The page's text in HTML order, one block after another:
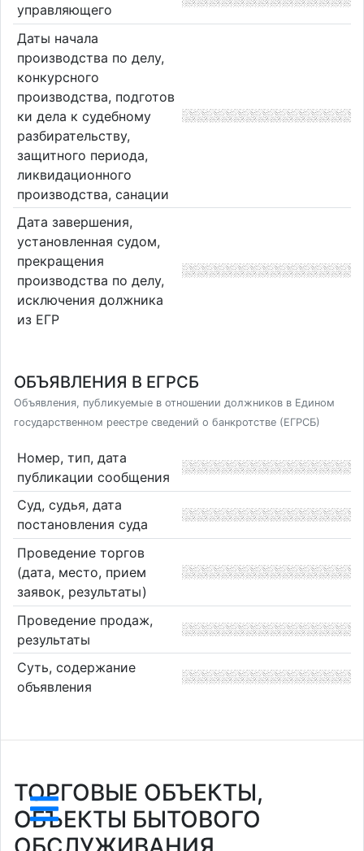
управляющего
Даты начала
производства по делу,
конкурсного
производства, подготов
ки дела к судебному
разбирательству,
защитного периода,
ликвидационного
производства, санации
Дата завершения,
установленная судом,
прекращения
производства по делу,
исключения должника
из ЕГР
ОБЪЯВЛЕНИЯ В ЕГРСБ
Объявления, публикуемые в отношении должников в Едином
государственном реестре сведений о банкротстве (ЕГРСБ)
Номер, тип, дата
публикации сообщения
Суд, судья, дата
постановления суда
Проведение торгов
(дата, место, прием
заявок, результаты)
Проведение продаж,
результаты
Суть, содержание
объявления
ТОРГОВЫЕ ОБЪЕКТЫ,
ОБЪЕКТЫ БЫТОВОГО